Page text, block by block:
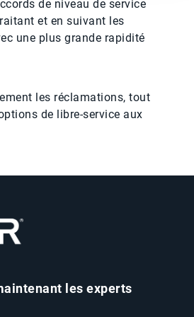
de niveau de service
et en suivant les
une plus grande rapidité
les réclamations, tout
de libre-service aux
les experts